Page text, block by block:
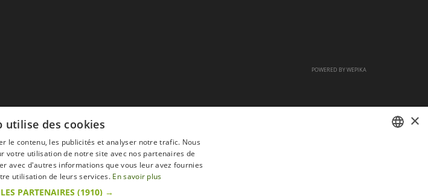
POWERED BYWEPIKA
×
utilise des cookies
le contenu, les publicités et analyser notre trafic. Nous
votre utilisation de notre site avec nos partenaires de
avec d'autres informations que vous leur avez fournies
utilisation de leurs services. En savoir plus
PARTENAIRES (1910) →